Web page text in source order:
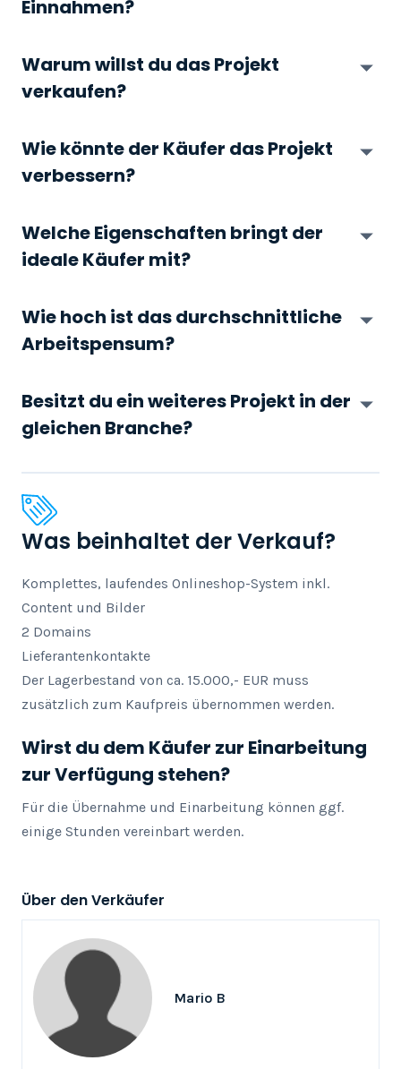
Einnahmen?
Warum willst du das Projekt
verkaufen?
Wie könnte der Käufer das Projekt
verbessern?
Welche Eigenschaften bringt der
ideale Käufer mit?
Wie hoch ist das durchschnittliche
Arbeitspensum?
Besitzt du ein weiteres Projekt in der
gleichen Branche?
Was beinhaltet der Verkauf?
Komplettes, laufendes Onlineshop-System inkl.
Content und Bilder
2 Domains
Lieferantenkontakte
Der Lagerbestand von ca. 15.000,- EUR muss
zusätzlich zum Kaufpreis übernommen werden.
Wirst du dem Käufer zur Einarbeitung
zur Verfügung stehen?
Für die Übernahme und Einarbeitung können ggf.
einige Stunden vereinbart werden.
Über den Verkäufer
Mario B